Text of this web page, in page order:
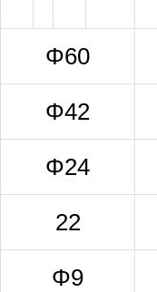
Φ60
Φ42
Φ24
22
Φ9